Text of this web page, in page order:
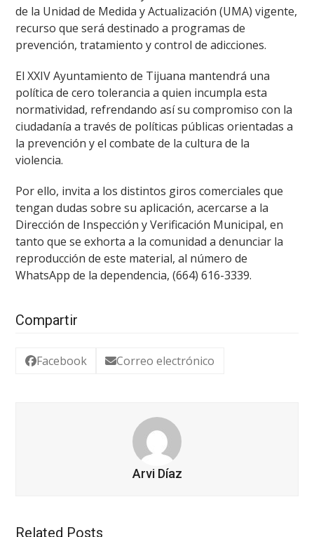
de la Unidad de Medida y Actualización (UMA) vigente,
recurso que será destinado a programas de
prevención, tratamiento y control de adicciones.
El XXIV Ayuntamiento de Tijuana mantendrá una
política de cero tolerancia a quien incumpla esta
normatividad, refrendando así su compromiso con la
ciudadanía a través de políticas públicas orientadas a
la prevención y el combate de la cultura de la
violencia.
Por ello, invita a los distintos giros comerciales que
tengan dudas sobre su aplicación, acercarse a la
Dirección de Inspección y Verificación Municipal, en
tanto que se exhorta a la comunidad a denunciar la
reproducción de este material, al número de
WhatsApp de la dependencia, (664) 616-3339.
Compartir
Facebook Correo electrónico
Arvi Díaz
Related Posts